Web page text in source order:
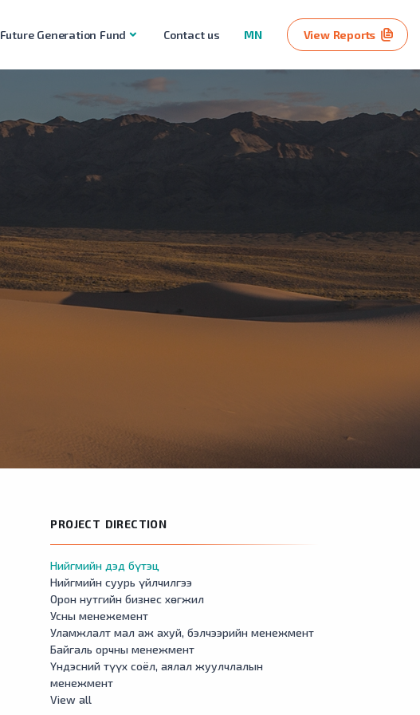
Future Generation Fund Contact us MN View Reports
PROJECT DIRECTION
Нийгмийн дэд бүтэц
Нийгмийн суурь үйлчилгээ
Орон нутгийн бизнес хөгжил
Усны менежемент
Уламжлалт мал аж ахуй, бэлчээрийн менежмент
Байгаль орчны менежмент
Үндэсний түүх соёл, аялал жуулчлалын
менежмент
View all